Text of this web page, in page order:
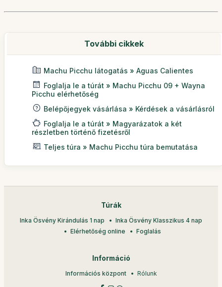
További cikkek
Machu Picchu látogatás » Aguas Calientes
Foglalja le a túrát » Machu Picchu 09 + Wayna
Picchu elérhetőség
Belépőjegyek vásárlása » Kérdések a vásárlásról
Foglalja le a túrát » Magyarázatok a két
részletben történő fizetésről
Teljes túra » Machu Picchu túra bemutatása
Túrák
Inka Ösvény Kirándulás 1 nap
Inka Ösvény Klasszikus 4 nap
Elérhetőség online
Foglalás
Információ
Információs központ Rólunk